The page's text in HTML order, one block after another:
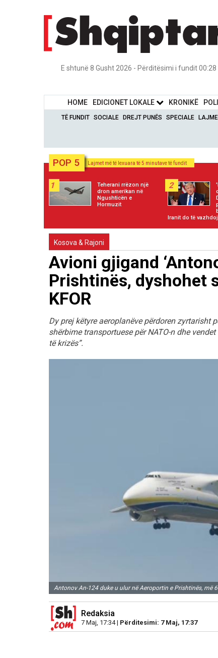
E shtunë 8 Gusht 2026 - Përditësimi i fundit 00:28
HOME EDICIONET LOKALE KRONIKË
TË FUNDIT SOCIALE DREJT PUNËS SPECIALE
POP 5 Lajmet më të lexuara të 5 minutave të fundit
1
Teherani rrëzon një
dron amerikan në
Ngushticën e
Hormuzit
2
Iranit do të
Kosova & Rajoni
Avioni gjigand
Prishtinës, dyshohet
KFOR
Dy prej këtyre aeroplanëve përdoren zyrtarisht
shërbime transportuese për NATO-n dhe
të krizës”.
Antonov An-124 duke u ulur në Aeroportin e Prishtinës, më
Redaksia
7 Maj, 17:34 | Përditesimi: 7 Maj, 17:37